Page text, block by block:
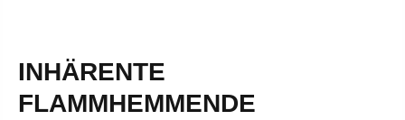
INHÄRENTE
FLAMMHEMMENDE